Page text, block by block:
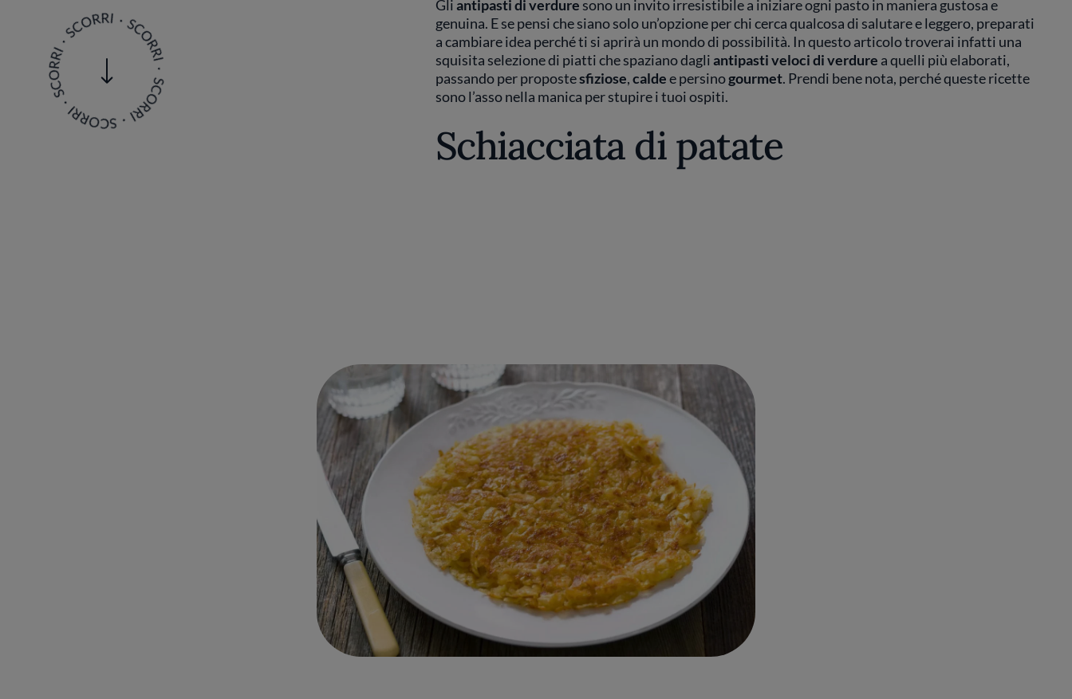
Gliantipasti di verduresono un invito irresistibile a iniziare ogni pasto in maniera gustosa e
genuina. E se pensi che siano solo un’opzione per chi cerca qualcosa di salutare e leggero, preparati
a cambiare idea perché ti si aprirà un mondo di possibilità. In questo articolo troverai infatti una
squisita selezione di piatti che spaziano dagliantipasti veloci di verdure a quelli più elaborati,
passando per propostesfiziose,caldee persinogourmet. Prendi bene nota, perché queste ricette
sono l’asso nella manica per stupire i tuoi ospiti.
Schiacciata di patate